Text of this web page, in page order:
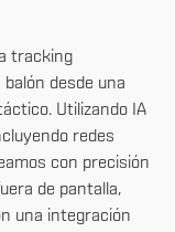
tracking
desde una
Utilizando IA
redes
con precisión
de pantalla,
una integración